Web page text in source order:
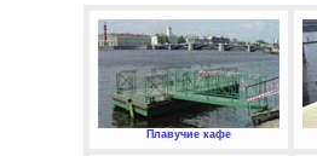
Плавучие кафе